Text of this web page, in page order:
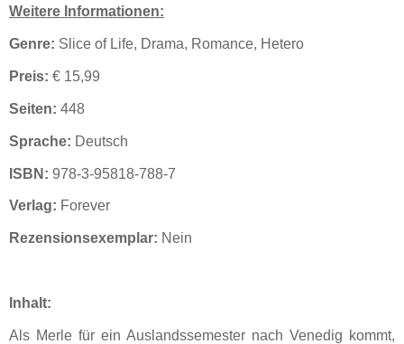
Weitere Informationen:
Genre: Slice of Life, Drama, Romance, Hetero
Preis: € 15,99
Seiten: 448
Sprache: Deutsch
ISBN: 978-3-95818-788-7
Verlag: Forever
Rezensionsexemplar: Nein
Inhalt:
Als Merle für ein Auslandssemester nach Venedig kommt,